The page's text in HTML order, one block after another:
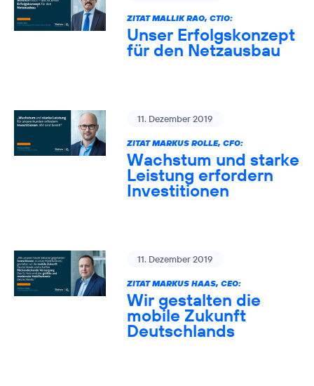
ZITAT MALLIK RAO, CTIO:
Unser Erfolgskonzept
für den Netzausbau
11. Dezember 2019
ZITAT MARKUS ROLLE, CFO:
Wachstum und starke
Leistung erfordern
Investitionen
11. Dezember 2019
ZITAT MARKUS HAAS, CEO:
Wir gestalten die
mobile Zukunft
Deutschlands